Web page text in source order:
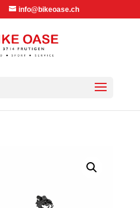
info@bikeoase.ch